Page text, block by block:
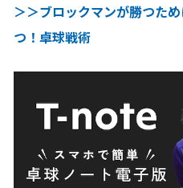
＞＞ブロックマンが勝つた
つ！卓球戦術